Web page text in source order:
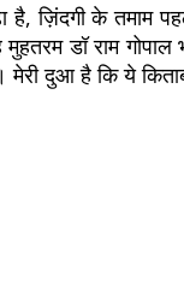
है, ज़िंदगी के
मुहतरम डॉ राम
मेरी दुआ है कि ये